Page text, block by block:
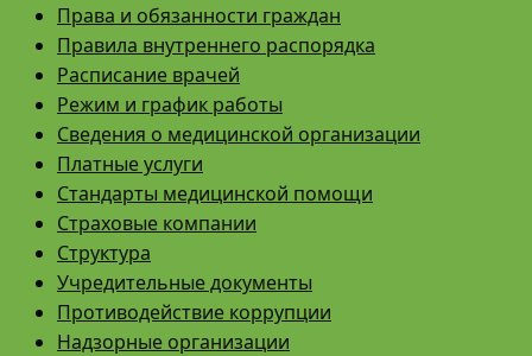
Права и обязанности граждан
Правила внутреннего распорядка
Расписание врачей
Режим и график работы
Сведения о медицинской организации
Платные услуги
Стандарты медицинской помощи
Страховые компании
Структура
Учредительные документы
Противодействие коррупции
Надзорные организации